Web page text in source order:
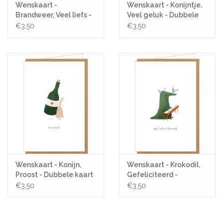
Wenskaart -
Brandweer, Veel liefs -
Dubbele kaart +
€3,50
Wenskaart - Konijntje,
Veel geluk - Dubbele
kaart + Envelop
€3,50
Wenskaart - Konijn,
Proost - Dubbele kaart
+ Envelop
€3,50
Wenskaart - Krokodil,
Gefeliciteerd -
Dubbele kaart +
€3,50